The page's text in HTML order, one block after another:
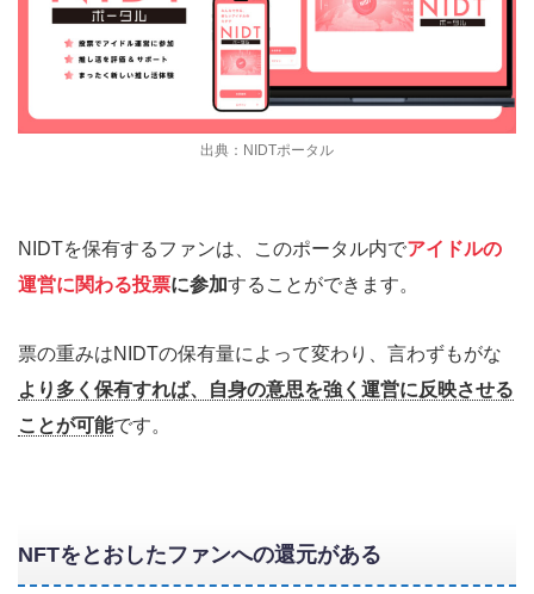
出典：NIDTポータル
NIDTを保有するファンは、このポータル内でアイドルの
運営に関わる投票に参加することができます。
票の重みはNIDTの保有量によって変わり、言わずもがな
より多く保有すれば、自身の意思を強く運営に反映させる
ことが可能です。
NFTをとおしたファンへの還元がある